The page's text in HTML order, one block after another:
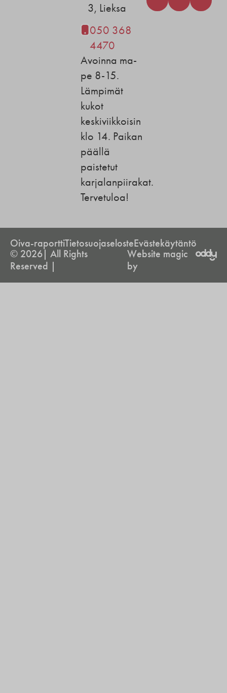
3, Lieksa
050 368
4470
Avoinna ma-
pe 8-15.
Lämpimät
kukot
keskiviikkoisin
klo 14. Paikan
päällä
paistetut
karjalanpiirakat.
Tervetuloa!
Oiva-raporttiTietosuojaselosteEvästekäytäntö
© 2026| All Rights
Reserved |
Website magic
by